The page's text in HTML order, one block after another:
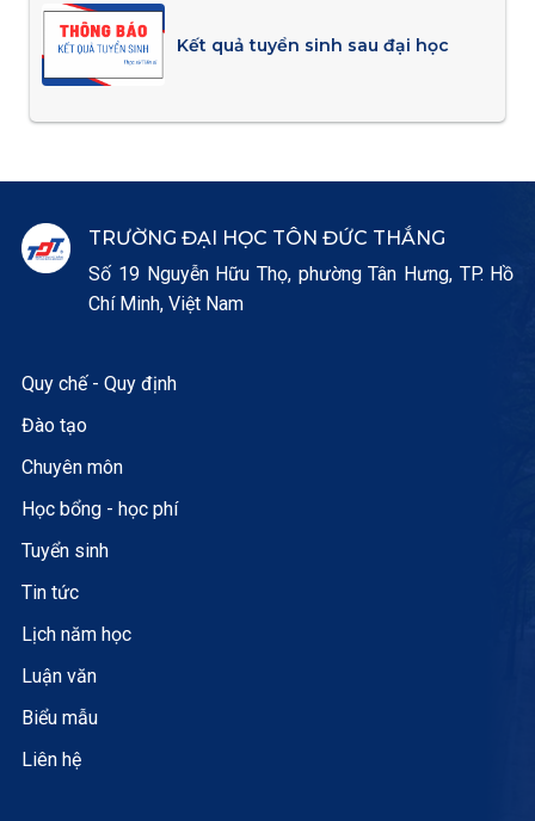
Kết quả tuyển sinh sau đại học
TRƯỜNG ĐẠI HỌC TÔN ĐỨC THẮNG
Số 19 Nguyễn Hữu Thọ, phường Tân Hưng, TP. Hồ
Chí Minh, Việt Nam
Quy chế - Quy định
Đào tạo
Chuyên môn
Học bổng - học phí
Tuyển sinh
Tin tức
Lịch năm học
Luận văn
Biểu mẫu
Liên hệ